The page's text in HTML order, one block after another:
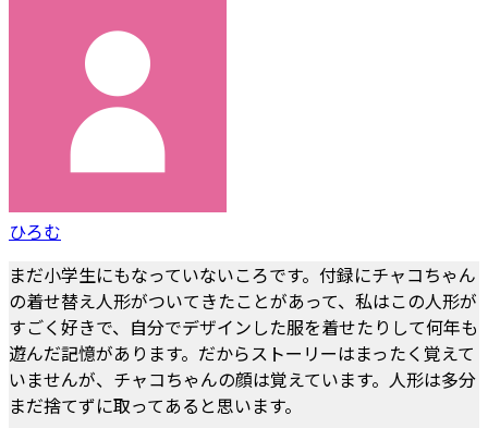
ひろむ
まだ小学生にもなっていないころです。付録にチャコちゃん
の着せ替え人形がついてきたことがあって、私はこの人形が
すごく好きで、自分でデザインした服を着せたりして何年も
遊んだ記憶があります。だからストーリーはまったく覚えて
いませんが、チャコちゃんの顔は覚えています。人形は多分
まだ捨てずに取ってあると思います。